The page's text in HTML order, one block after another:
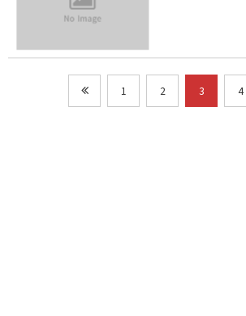
1 2 3 4